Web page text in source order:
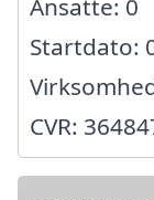
Ansatte: 0
Startdato:
CVR: